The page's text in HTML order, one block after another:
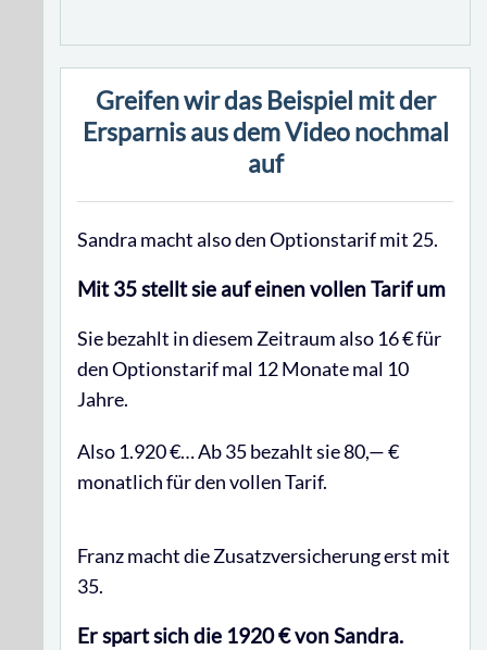
Greifen wir das Beispiel mit der
Ersparnis aus dem Video nochmal
auf
Sandra macht also den Optionstarif mit 25.
Mit 35 stellt sie auf einen vollen Tarif um
Sie bezahlt in diesem Zeitraum also 16 € für
den Optionstarif mal 12 Monate mal 10
Jahre.
Also 1.920 €… Ab 35 bezahlt sie 80,— €
monatlich für den vollen Tarif.
Franz macht die Zusatzversicherung erst mit
35.
Er spart sich die 1920 € von Sandra.